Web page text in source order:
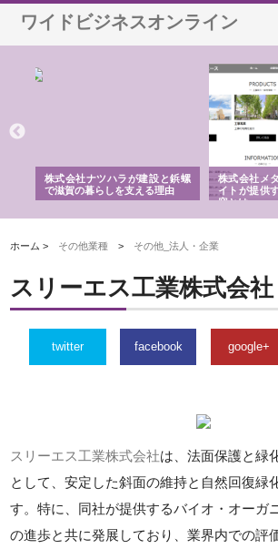
ワイドビジネスオンライン
株式会社ナツハラが建設と鋲螺
で滋賀の暮らしを支える理由
株式会社メ
イトが提供
容とは
ホーム > その他業種 > その他_法人・企業
スリーエス工業株式会社
twitter facebook google+
スリーエス工業株式会社は、法面保護と緑
として、安定した斜面の維持と自然回復緑
す。特に、同社が提供するバイオ・オーガ
の進歩と共に発展しており、業界内での評